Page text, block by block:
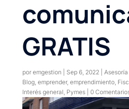
GRATIS
por emgestion Sep 6, 2022
Blog, emprender, emprendimiento,
Interés general Pymes| 0